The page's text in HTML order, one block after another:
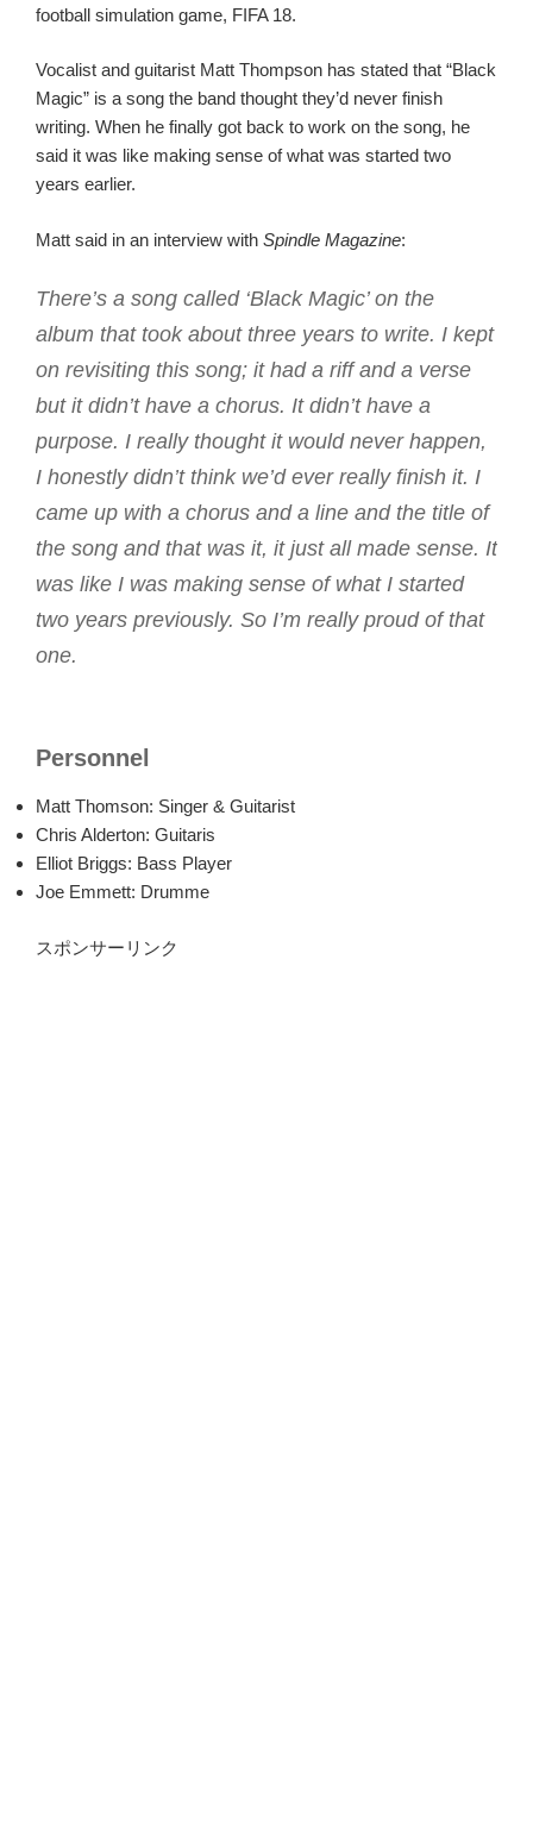
football simulation game, FIFA 18.
Vocalist and guitarist Matt Thompson has stated that “Black
Magic” is a song the band thought they’d never finish
writing. When he finally got back to work on the song, he
said it was like making sense of what was started two
years earlier.
Matt said in an interview with Spindle Magazine:
There’s a song called ‘Black Magic’ on the
album that took about three years to write. I kept
on revisiting this song; it had a riff and a verse
but it didn’t have a chorus. It didn’t have a
purpose. I really thought it would never happen,
I honestly didn’t think we’d ever really finish it. I
came up with a chorus and a line and the title of
the song and that was it, it just all made sense. It
was like I was making sense of what I started
two years previously. So I’m really proud of that
one.
Personnel
Matt Thomson: Singer & Guitarist
Chris Alderton: Guitaris
Elliot Briggs: Bass Player
Joe Emmett: Drumme
スポンサーリンク